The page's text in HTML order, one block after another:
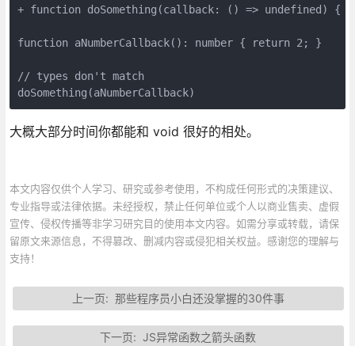
+ function doSomething(callback: () =>
function aNumberCallback(): number { return 2; }
// types don't match
doSomething(aNumberCallback)
大概大部分时间你都能和 void 很好的相处。
本文内容仅供个人学习、研究或参考使用，不构成任何形式的决策建议、
专业指导或法律依据。未经授权，禁止任何单位或个人以商业售卖、虚假
宣传、侵权传播等非学习研究目的使用本文内容。如需分享或转载，请保
留原文来源信息，不得篡改、删减内容或侵犯相关权益。感谢您的理解与
支持！
上一页: 那些程序员小白还没掌握的30件事
下一页:JS异常函数之箭头函数